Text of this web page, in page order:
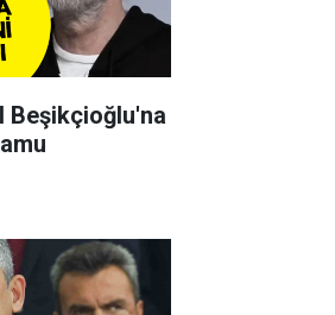
Beşikçioğlu'na